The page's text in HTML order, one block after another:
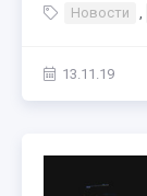
Новости ,
13.11.19